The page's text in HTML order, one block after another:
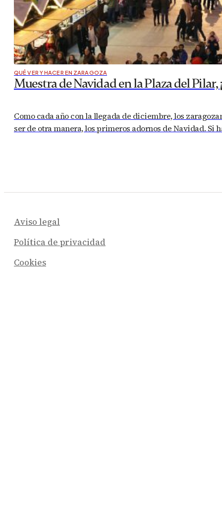
QUÉ VER Y HACER EN ZARAGOZA
Muestra de Navidad en la Plaza del Pilar,
Como cada año con la llegada de diciembre, los
ser de otra manera, los primeros adornos de Navidad. Si
Aviso legal
Política de privacidad
Cookies